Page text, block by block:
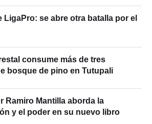
LigaPro: se abre otra batalla por el
consume más de tres
bosque de pino en Tutupali
Ramiro Mantilla aborda la
y el poder en su nuevo libro